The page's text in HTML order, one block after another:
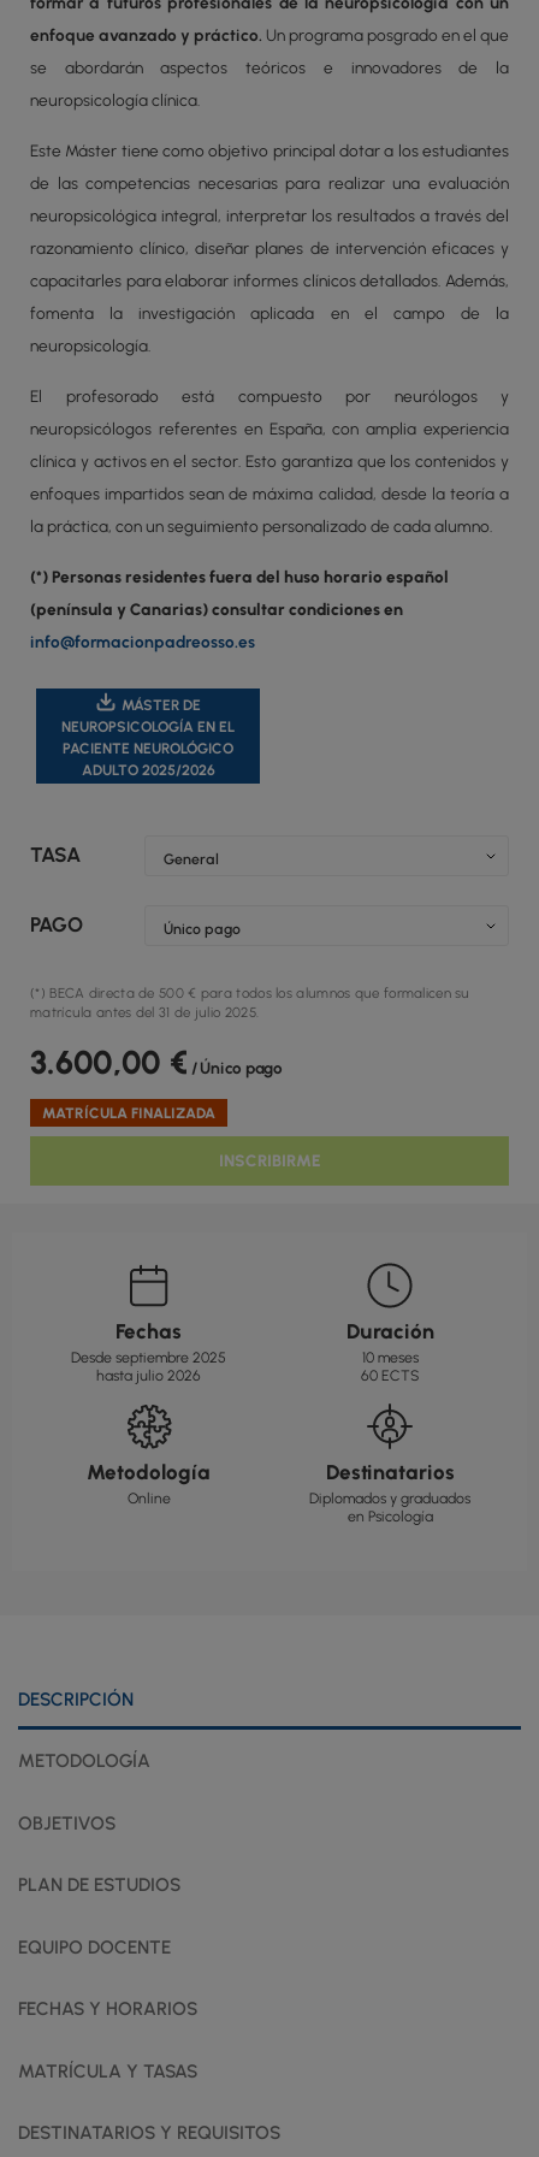
enfoque avanzado y práctico. Un programa posgrado en el que
se abordarán aspectos teóricos e innovadores de la
neuropsicología clínica.
Este Máster tiene como objetivo principal dotar a los estudiantes
de las competencias necesarias para realizar una evaluación
neuropsicológica integral, interpretar los resultados a través del
razonamiento clínico, diseñar planes de intervención eficaces y
capacitarles para elaborar informes clínicos detallados. Además,
fomenta la investigación aplicada en el campo de la
neuropsicología.
El profesorado está compuesto por neurólogos y
neuropsicólogos referentes en España, con amplia experiencia
clínica y activos en el sector. Esto garantiza que los contenidos y
enfoques impartidos sean de máxima calidad, desde la teoría a
la práctica, con un seguimiento personalizado de cada alumno.
(*) Personas residentes fuera del huso horario español
(península y Canarias) consultar condiciones en
info@formacionpadreosso.es
MÁSTER DE
NEUROPSICOLOGÍA EN EL
PACIENTE NEUROLÓGICO
ADULTO 2025/2026
TASA
PAGO
(*) BECA directa de 500 € para todos los alumnos que formalicen su
matrícula antes del 31 de julio 2025.
3.600,00 € / Único pago
MATRÍCULA FINALIZADA
INSCRIBIRME
Fechas
Desde septiembre 2025
hasta julio 2026
Duración
10 meses
60 ECTS
Metodología
Online
Destinatarios
Diplomados y graduados
en Psicología
DESCRIPCIÓN
METODOLOGÍA
OBJETIVOS
PLAN DE ESTUDIOS
EQUIPO DOCENTE
FECHAS Y HORARIOS
MATRÍCULA Y TASAS
DESTINATARIOS Y REQUISITOS